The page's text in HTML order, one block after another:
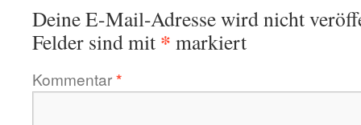
Deine E-Mail-Adresse wird nicht
Felder sind mit * markiert
Kommentar*